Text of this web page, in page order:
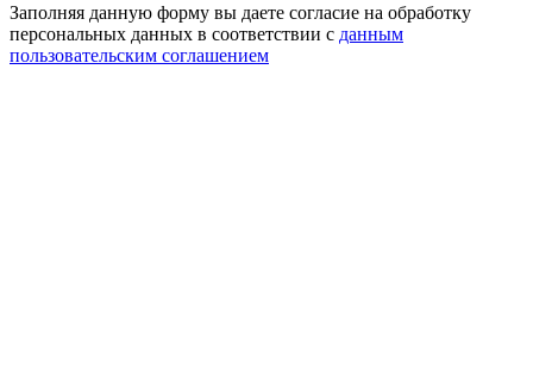
Заполняя данную форму вы даете согласие на обработку
персональных данных в соответствии с данным
пользовательским соглашением